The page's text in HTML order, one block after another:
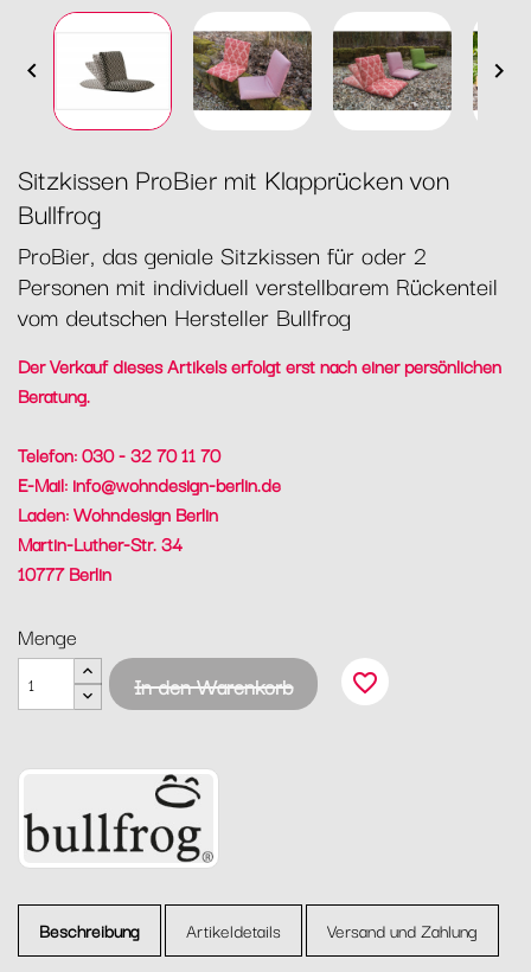
 
Sitzkissen ProBier mit Klapprücken von
Bullfrog
ProBier, das geniale Sitzkissen für oder 2
Personen mit individuell verstellbarem Rückenteil
vom deutschen Hersteller Bullfrog
Der Verkauf dieses Artikels erfolgt erst nach einer persönlichen
Beratung.
Telefon: 030 - 32 70 11 70
E-Mail: info@wohndesign-berlin.de
Laden: Wohndesign Berlin
Martin-Luther-Str. 34
10777 Berlin
Menge
In den Warenkorb
favorite_border
Beschreibung Artikeldetails Versand und Zahlung